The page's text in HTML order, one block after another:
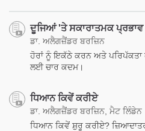
ਦੂਜਿਆਂ 'ਤੇ ਸਕਾਰਾਤਮਕ ਪ੍ਰਭਾਵ
ਡਾ. ਅਲੈਗਜ਼ੈਂਡਰ ਬਰਜ਼ਿਨ
ਹੋਰਾਂ ਨੂੰ ਇਕੱਠੇ ਕਰਨ ਅਤੇ ਪਰਿਪੱਕਤਾ
ਲਈ ਚਾਰ ਕਦਮ।
ਧਿਆਨ ਕਿਵੇਂ ਕਰੀਏ
ਡਾ. ਅਲੈਗਜ਼ੈਂਡਰ ਬਰਜ਼ਿਨ, ਮੈਟ ਲਿੰਡੇਨ
ਧਿਆਨ ਕਿਵੇਂ ਸ਼ੁਰੂ ਕਰੀਏ?